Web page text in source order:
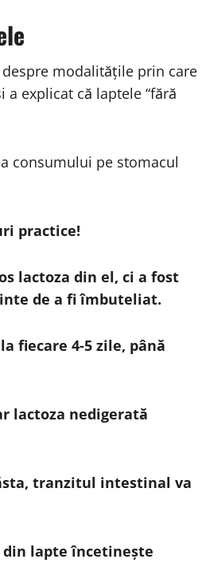
modalitățile prin care
explicat că laptele “fără
consumului pe stomacul
practice!
lactoza din el, ci a fost
de a fi îmbuteliat.
fiecare 4-5 zile, până
lactoza nedigerată
tranzitul intestinal va
lapte încetinește